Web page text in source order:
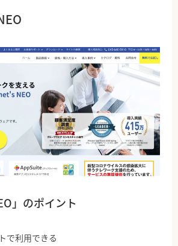
」のポイント
で利用できる